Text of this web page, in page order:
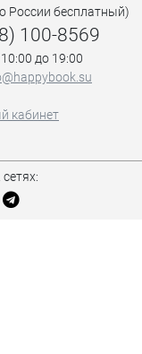
России бесплатный)
100-8569
до 19:00
кабинет